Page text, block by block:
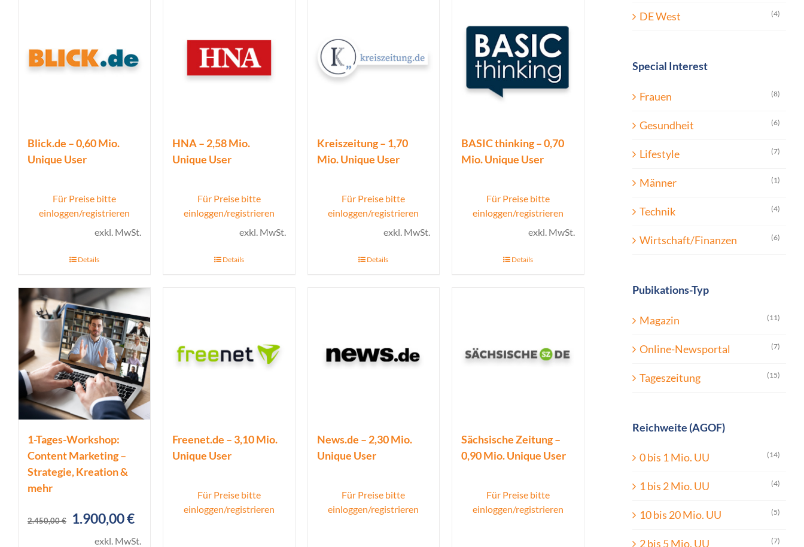
Blick.de – 0,60 Mio.
Unique User
Für Preise bitte
einloggen/registrieren
exkl. MwSt.
Details
HNA – 2,58 Mio.
Unique User
Für Preise bitte
einloggen/registrieren
exkl. MwSt.
Details
Kreiszeitung – 1,70
Mio. Unique User
Für Preise bitte
einloggen/registrieren
exkl. MwSt.
Details
BASIC thinking – 0,70
Mio. Unique User
Für Preise bitte
einloggen/registrieren
exkl. MwSt.
Details
1-Tages-Workshop:
Content Marketing –
Strategie, Kreation &
mehr
2.450,00€
Ursprünglicher
Preis
1.900,00€Aktueller
Preis
exkl. MwSt.
Freenet.de – 3,10 Mio.
Unique User
Für Preise bitte
einloggen/registrieren
News.de – 2,30 Mio.
Unique User
Für Preise bitte
einloggen/registrieren
Sächsische Zeitung –
0,90 Mio. Unique User
Für Preise bitte
einloggen/registrieren
DE West (4)
Special Interest
Frauen (8)
Gesundheit (6)
Lifestyle (7)
Männer (1)
Technik (4)
Wirtschaft/Finanzen (6)
Pubikations-Typ
Magazin (11)
Online-Newsportal (7)
Tageszeitung (15)
Reichweite (AGOF)
0 bis 1 Mio. UU (14)
1 bis 2 Mio. UU (4)
10 bis 20 Mio. UU (5)
2 bis 5 Mio. UU (7)